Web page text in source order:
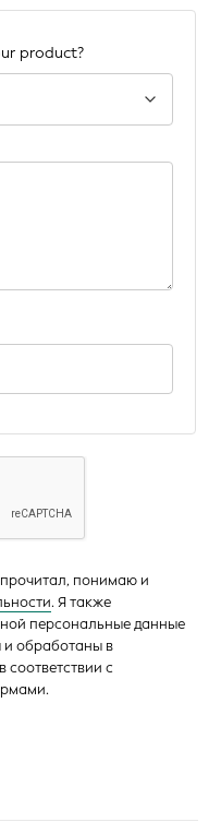
product?
понимаю и
. Я также
персональные данные
и обработаны в
соответствии с